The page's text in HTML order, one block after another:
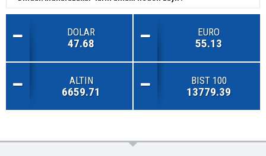
DOLAR
47.68
EURO
55.13
ALTIN
6659.71
BIST 100
13779.39